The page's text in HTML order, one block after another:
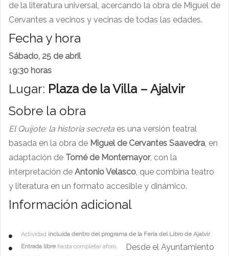
de la literatura universal, acercando la obra de Miguel de
Cervantes a vecinos y vecinas de todas las edades.
Fecha y hora
Sábado, 25 de abril
19:30 horas
Lugar: Plaza de la Villa – Ajalvir
Sobre la obra
El Quijote: la historia secreta es una versión teatral
basada en la obra de Miguel de Cervantes Saavedra, en
adaptación de Tomé de Montemayor, con la
interpretación de Antonio Velasco, que combina teatro
y literatura en un formato accesible y dinámico.
Información adicional
Actividad incluida dentro del programa de la Feria del Libro de Ajalvir.
Entrada librehasta completar aforo.
Desde el Ayuntamiento